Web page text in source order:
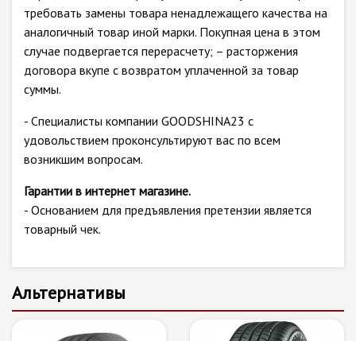
требовать замены товара ненадлежащего качества на
аналогичный товар иной марки. Покупная цена в этом
случае подвергается перерасчету; – расторжения
договора вкупе с возвратом уплаченной за товар
суммы.
- Специалисты компании GOODSHINA23 с
удовольствием проконсультируют вас по всем
возникшим вопросам.
Гарантии в интернет магазине.
- Основанием для предъявления претензии является
товарный чек.
Альтернативы